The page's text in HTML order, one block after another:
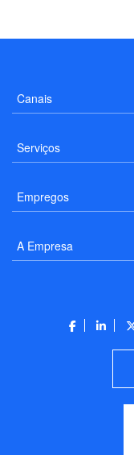
Canais
Serviços
Empregos
A Empresa